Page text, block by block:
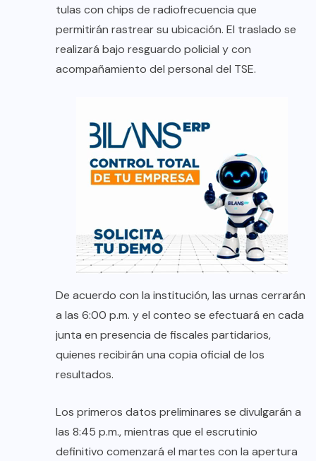
tulas con chips de radiofrecuencia que
permitirán rastrear su ubicación. El traslado se
realizará bajo resguardo policial y con
acompañamiento del personal del TSE.
De acuerdo con la institución, las urnas cerrarán
a las 6:00 p.m. y el conteo se efectuará en cada
junta en presencia de fiscales partidarios,
quienes recibirán una copia oficial de los
resultados.
Los primeros datos preliminares se divulgarán a
las 8:45 p.m., mientras que el escrutinio
definitivo comenzará el martes con la apertura